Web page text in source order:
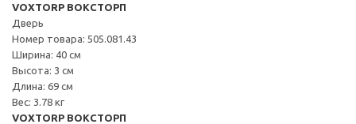
VOXTORP ВОКСТОРП
Дверь
Номер товара: 505.081.43
Ширина: 40 см
Высота: 3 см
Длина: 69 см
Вес: 3.78 кг
VOXTORP ВОКСТОРП